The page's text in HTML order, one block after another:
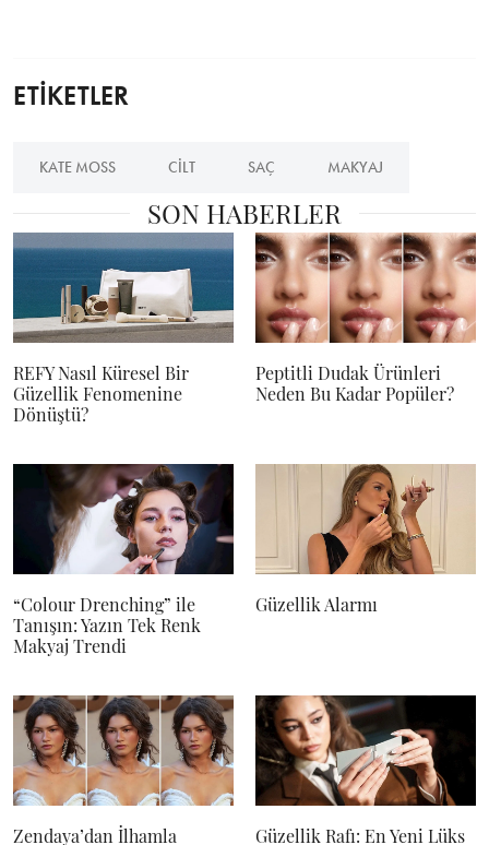
ETİKETLER
KATE MOSS CILT SAÇ MAKYAJ
SON HABERLER
REFY Nasıl Küresel Bir
Güzellik Fenomenine
Dönüştü?
Peptitli Dudak Ürünleri
Neden Bu Kadar Popüler?
“Colour Drenching” ile
Tanışın: Yazın Tek Renk
Makyaj Trendi
Güzellik Alarmı
Zendaya’dan İlhamla
Güzellik Rafı: En Yeni Lüks